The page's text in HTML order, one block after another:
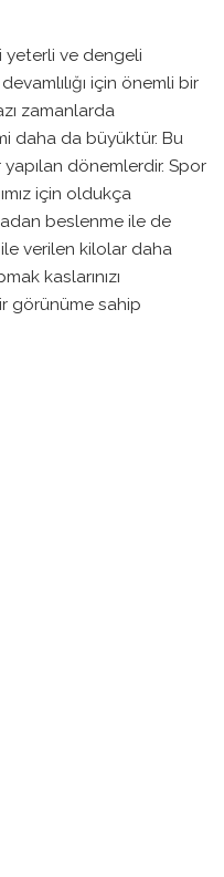
yeterli ve dengeli
için önemli bir
zamanlarda
daha da büyüktür. Bu
dönemlerdir. Spor
için oldukça
beslenme ile de
verilen kilolar daha
kaslarınızı
görünüme sahip